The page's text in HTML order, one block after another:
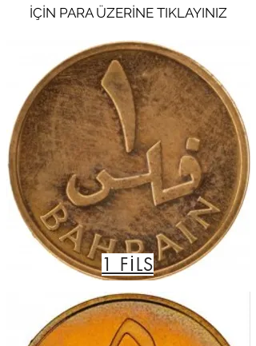
İÇİN PARA ÜZERİNE TIKLAYINIZ
1 FİLS